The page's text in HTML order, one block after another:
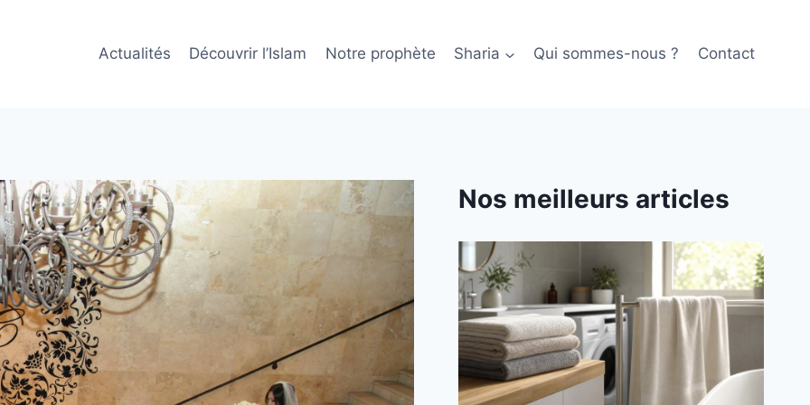
Actualités Découvrir l’Islam Notre prophète Sharia Qui sommes-nous ? Contact
Nos meilleurs articles